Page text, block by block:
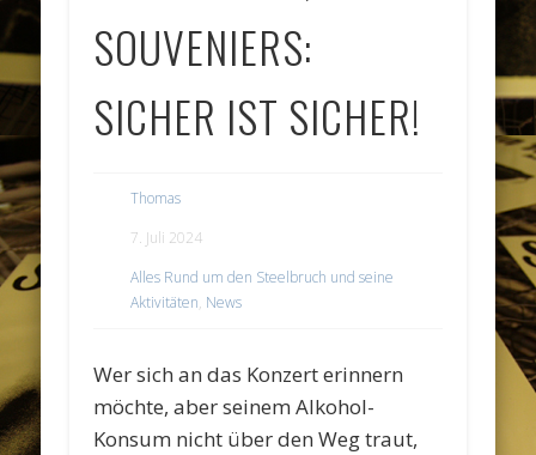
SOUVENIERS:
SICHER IST SICHER!
Thomas
7. Juli 2024
Alles Rund um den Steelbruch und seine
Aktivitäten, News
Wer sich an das Konzert erinnern
möchte, aber seinem Alkohol-
Konsum nicht über den Weg traut,